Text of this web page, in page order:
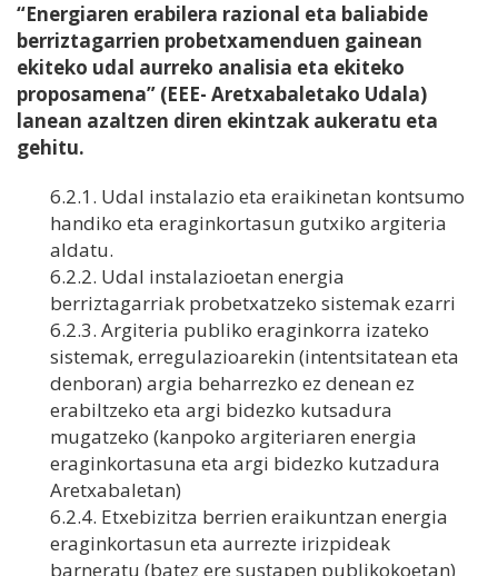
“Energiaren erabilera razional eta baliabide
berriztagarrien probetxamenduen gainean
ekiteko udal aurreko analisia eta ekiteko
proposamena” (EEE- Aretxabaletako Udala)
lanean azaltzen diren ekintzak aukeratu eta
gehitu.
6.2.1. Udal instalazio eta eraikinetan kontsumo
handiko eta eraginkortasun gutxiko argiteria
aldatu.
6.2.2. Udal instalazioetan energia
berriztagarriak probetxatzeko sistemak ezarri
6.2.3. Argiteria publiko eraginkorra izateko
sistemak, erregulazioarekin (intentsitatean eta
denboran) argia beharrezko ez denean ez
erabiltzeko eta argi bidezko kutsadura
mugatzeko (kanpoko argiteriaren energia
eraginkortasuna eta argi bidezko kutzadura
Aretxabaletan)
6.2.4. Etxebizitza berrien eraikuntzan energia
eraginkortasun eta aurrezte irizpideak
barneratu (batez ere sustapen publikokoetan)